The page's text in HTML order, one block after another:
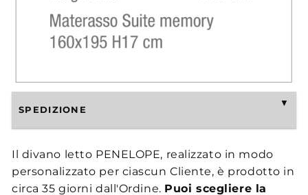
SPEDIZIONE
Il divano letto PENELOPE, realizzato in modo
personalizzato per ciascun Cliente, è prodotto in
circa 35 giorni dall'Ordine. Puoi scegliere la